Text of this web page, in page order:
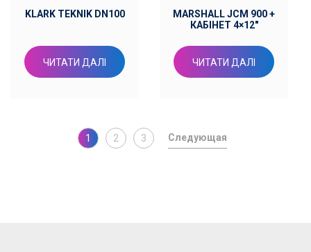
KLARK TEKNIK DN100
ЧИТАТИ ДАЛІ
MARSHALL JCM 900 +
КАБІНЕТ 4×12″
ЧИТАТИ ДАЛІ
1 2 3